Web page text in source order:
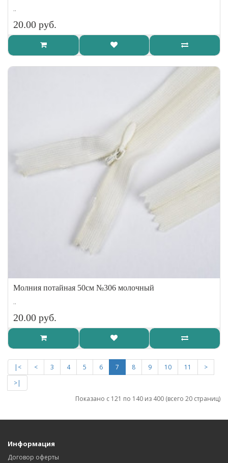
..
20.00 руб.
Молния потайная 50см №306 молочный
..
20.00 руб.
|< < 3 4 5 6 7 8 9 10 11
>
>|
Показано с 121 по 140 из 400 (всего 20 страниц)
Информация
Договор оферты